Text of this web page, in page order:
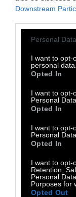
Downstream
Personal
I want to opt-
personal data.
Opted In
I want to opt-
Personal Data.
Opted In
I want to opt-
Personal
Opted In
I want to opt-
Retention,
Personal
Purposes for
Opted Out